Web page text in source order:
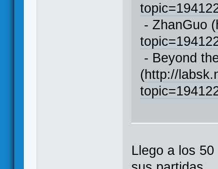
- ZhanGuo (
- Beyond
(http://
Llego a los